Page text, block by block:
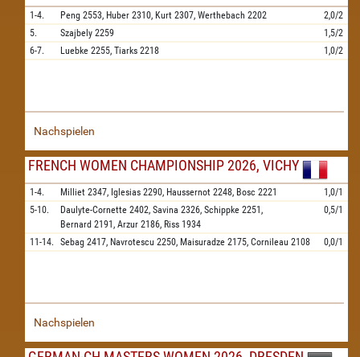
1-4. Peng 2553, Huber 2310, Kurt 2307, Werthebach 2202
2,0/2
5.
Szajbely 2259
1,5/2
6-7.
Luebke 2255, Tiarks 2218 1,0/2
Nachspielen
FRENCH WOMEN CHAMPIONSHIP 2026, VICHY
1-4. Milliet 2347, Iglesias 2290, Haussernot 2248, Bosc 2221
1,0/1
5-10.
Daulyte-Cornette 2402, Savina 2326, Schippke 2251,
Bernard 2191, Arzur 2186, Riss 1934
0,5/1
11-14. Sebag 2417, Navrotescu 2250, Maisuradze 2175, Cornileau 2108 0,0/1
Nachspielen